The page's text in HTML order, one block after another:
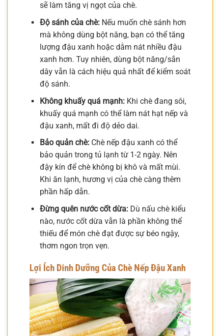
sẽ làm tăng vị ngọt của chè.
Độ sánh của chè:Nếu muốn chè sánh hơn
mà không dùng bột năng, bạn có thể tăng
lượng đậu xanh hoặc dằm nát nhiều đậu
xanh hơn. Tuy nhiên, dùng bột năng/sắn
dây vẫn là cách hiệu quả nhất để kiểm soát
độ sánh.
Không khuấy quá mạnh:Khi chè đang sôi,
khuấy quá mạnh có thể làm nát hạt nếp và
đậu xanh, mất đi độ dẻo dai.
Bảo quản chè:Chè nếp đậu xanh có thể
bảo quản trong tủ lạnh từ 1-2 ngày. Nên
đậy kín để chè không bị khô và mất mùi.
Khi ăn lạnh, hương vị của chè càng thêm
phần hấp dẫn.
Đừng quên nước cốt dừa:Dù nấu chè kiểu
nào, nước cốt dừa vẫn là phần không thể
thiếu để món chè đạt được sự béo ngậy,
thơm ngon trọn vẹn.
Lợi Ích Dinh Dưỡng Của Chè Nếp Đậu Xanh